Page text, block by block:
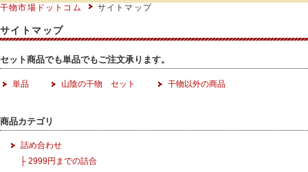
干物市場ドットコム サイトマップ
サイトマップ
セット商品でも単品でもご注文承ります。
単品 山陰の干物 セット 干物以外の商品
商品カテゴリ
詰め合わせ
├ 2999円までの詰合